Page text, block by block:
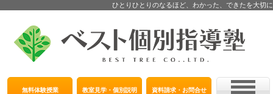
ひとりひとりのなるほど、わかった、できたを大切に
無料体験授業 教室見学・個別説明 資料請求・お問合せ